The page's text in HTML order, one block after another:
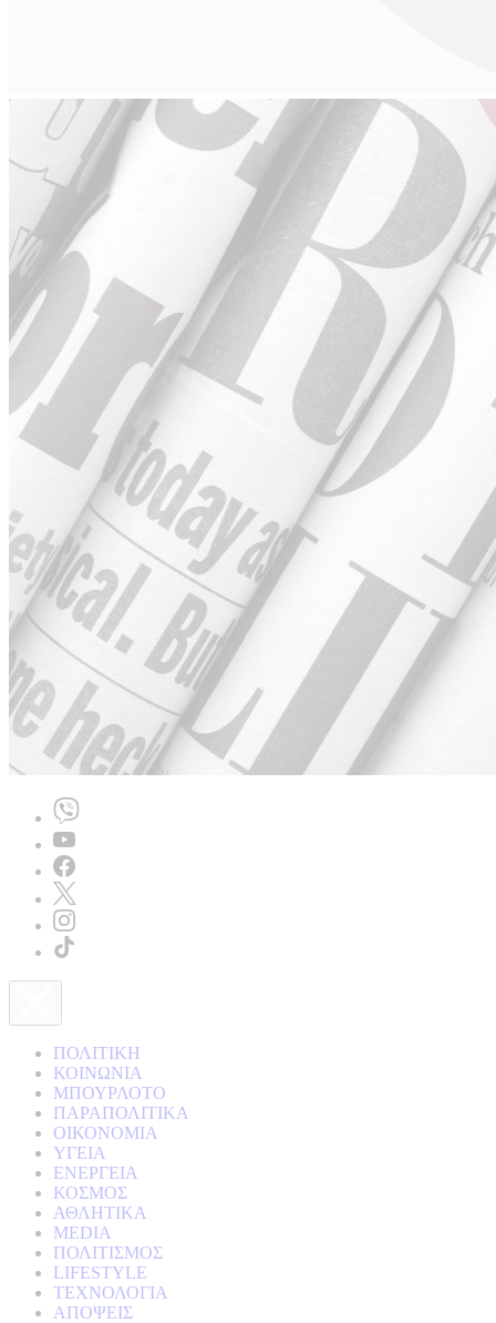
ΠΟΛΙΤΙΚΗ
ΚΟΙΝΩΝΙΑ
ΜΠΟΥΡΛΟΤΟ
ΠΑΡΑΠΟΛΙΤΙΚΑ
ΟΙΚΟΝΟΜΙΑ
ΥΓΕΙΑ
ΕΝΕΡΓΕΙΑ
ΚΟΣΜΟΣ
ΑΘΛΗΤΙΚΑ
MEDIA
ΠΟΛΙΤΙΣΜΟΣ
LIFESTYLE
ΤΕΧΝΟΛΟΓΙΑ
ΑΠΟΨΕΙΣ